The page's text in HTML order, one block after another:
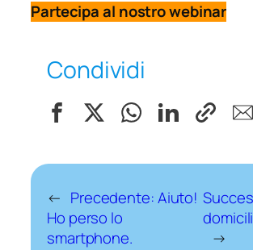
Partecipa al nostro webinar
Condividi
← Precedente:Aiuto!
Ho perso lo
smartphone.
→